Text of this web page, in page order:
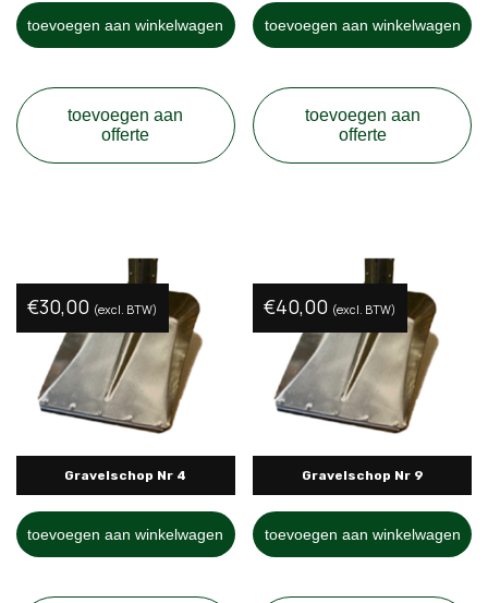
toevoegen aan winkelwagen
toevoegen aan
offerte
toevoegen aan winkelwagen
toevoegen aan
offerte
Gravelschop Nr 4
€30,00 (excl. BTW)
toevoegen aan winkelwagen
Gravelschop Nr 9
€40,00 (excl. BTW)
toevoegen aan winkelwagen